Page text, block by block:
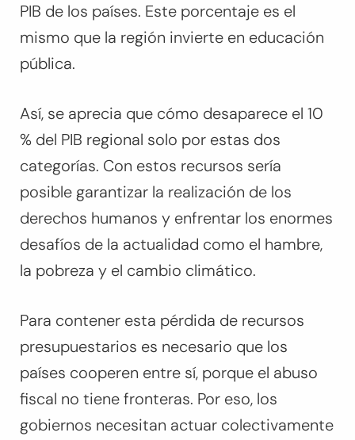
PIB de los países. Este porcentaje es el
mismo que la región invierte en educación
pública.
Así, se aprecia que cómo desaparece el 10
% del PIB regional solo por estas dos
categorías. Con estos recursos sería
posible garantizar la realización de los
derechos humanos y enfrentar los enormes
desafíos de la actualidad como el hambre,
la pobreza y el cambio climático.
Para contener esta pérdida de recursos
presupuestarios es necesario que los
países cooperen entre sí, porque el abuso
fiscal no tiene fronteras. Por eso, los
gobiernos necesitan actuar colectivamente